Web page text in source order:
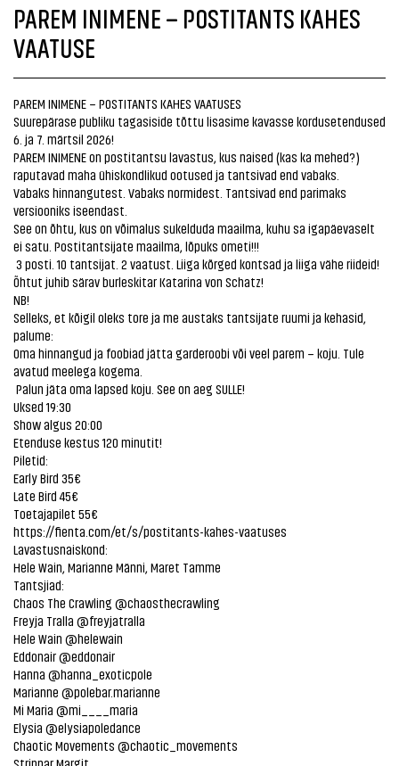
PAREM INIMENE – POSTITANTS KAHES
VAATUSE
PAREM INIMENE – POSTITANTS KAHES VAATUSES
Suurepärase publiku tagasiside tõttu lisasime kavasse kordusetendused
6. ja 7. märtsil 2026!
PAREM INIMENE on postitantsu lavastus, kus naised (kas ka mehed?)
raputavad maha ühiskondlikud ootused ja tantsivad end vabaks.
Vabaks hinnangutest. Vabaks normidest. Tantsivad end parimaks
versiooniks iseendast.
See on õhtu, kus on võimalus sukelduda maailma, kuhu sa igapäevaselt
ei satu. Postitantsijate maailma, lõpuks ometi!!!
3 posti. 10 tantsijat. 2 vaatust. Liiga kõrged kontsad ja liiga vähe riideid!
Õhtut juhib särav burleskitar Katarina von Schatz!
NB!
Selleks, et kõigil oleks tore ja me austaks tantsijate ruumi ja kehasid,
palume:
Oma hinnangud ja foobiad jätta garderoobi või veel parem – koju. Tule
avatud meelega kogema.
Palun jäta oma lapsed koju. See on aeg SULLE!
Uksed 19:30
Show algus 20:00
Etenduse kestus 120 minutit!
Piletid:
Early Bird 35€
Late Bird 45€
Toetajapilet 55€
https://fienta.com/et/s/postitants-kahes-vaatuses
Lavastusnaiskond:
Hele Wain, Marianne Männi, Maret Tamme
Tantsjiad:
Chaos The Crawling @chaosthecrawling
Freyja Tralla @freyjatralla
Hele Wain @helewain
Eddonair @eddonair
Hanna @hanna_exoticpole
Marianne @polebar.marianne
Mi Maria @mi____maria
Elysia @elysiapoledance
Chaotic Movements @chaotic_movements